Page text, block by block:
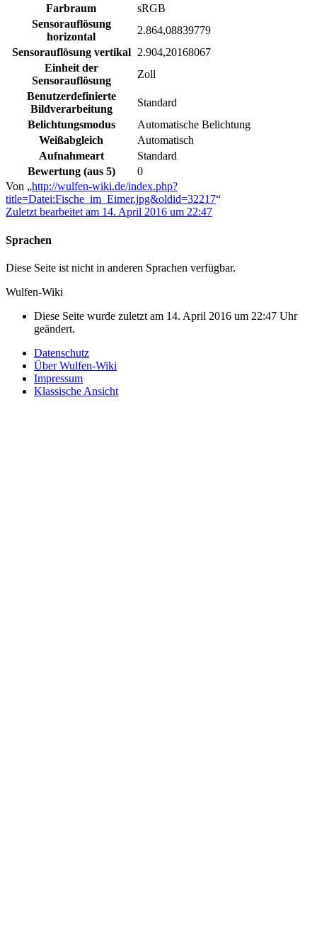
Farbraum
sRGB
Sensorauflösung
horizontal
2.864,08839779
Sensorauflösung vertikal
2.904,20168067
Einheit der
Sensorauflösung
Zoll
Benutzerdefinierte
Bildverarbeitung
Standard
Belichtungsmodus
Automatische Belichtung
Weißabgleich
Automatisch
Aufnahmeart
Standard
Bewertung (aus 5)
0
Von „http://wulfen-wiki.de/index.php?
title=Datei:Fische_im_Eimer.jpg&oldid=32217“
Zuletzt bearbeitet am 14. April 2016 um 22:47
Sprachen
Diese Seite ist nicht in anderen Sprachen verfügbar.
Wulfen-Wiki
Diese Seite wurde zuletzt am 14. April 2016 um 22:47 Uhr
geändert.
Datenschutz
Über Wulfen-Wiki
Impressum
Klassische Ansicht